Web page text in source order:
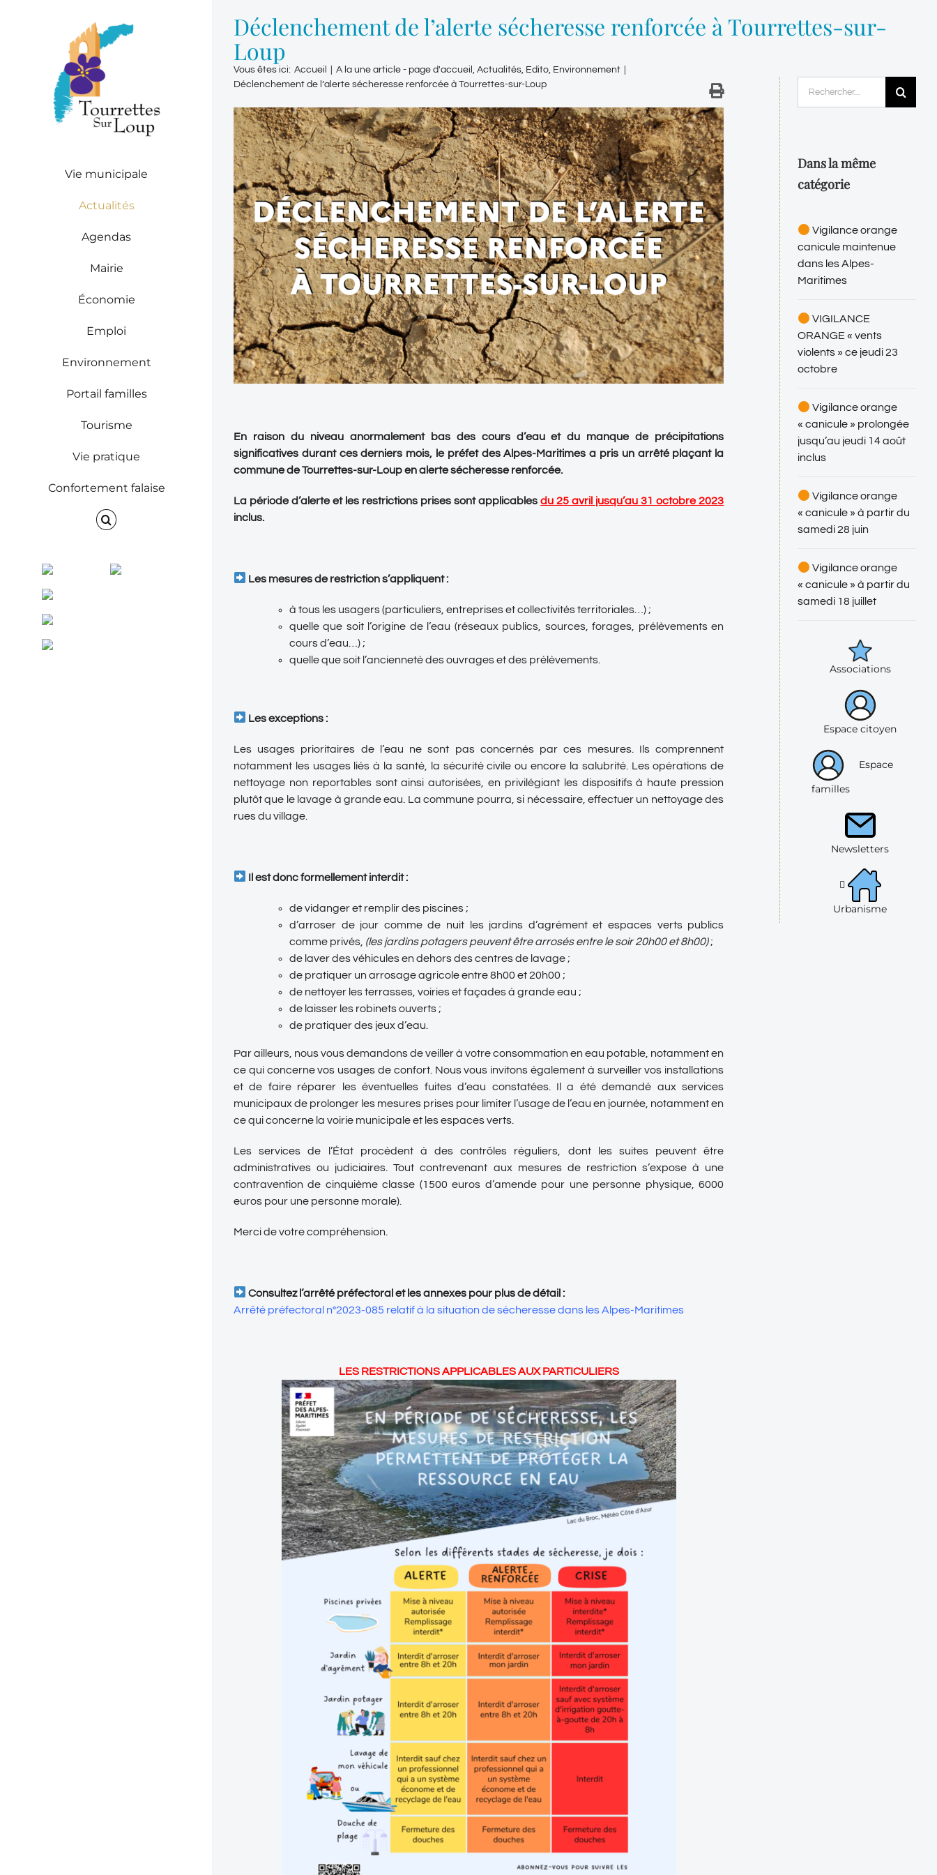
Vie municipale
Actualités
Agendas
Mairie
Économie
Emploi
Environnement
Portail familles
Tourisme
Vie pratique
Confortement falaise
Facebook Instagram
ENVINET
RRS
RSS
Déclenchement de l’alerte sécheresse renforcée à Tourrettes-sur-
Loup
Vous êtes ici: Accueil A la une article - page d'accueil , Actualités, Edito, Environnement
Déclenchement de l’alerte sécheresse renforcée à Tourrettes-sur-Loup
En raison du niveau anormalement bas des cours d’eau et du manque de précipitations
significatives durant ces derniers mois, le préfet des Alpes-Maritimes a pris un arrêté plaçant la
commune de Tourrettes-sur-Loupenalerte sécheresse renforcée.
La période d’alerte et les restrictions prisessont applicablesdu 25 avril jusqu’au 31 octobre 2023
inclus.
Les mesures de restriction s’appliquent :
à tous les usagers (particuliers, entreprises et collectivités territoriales…) ;
quelle que soit l’origine de l’eau (réseaux publics, sources, forages, prélèvements en
cours d’eau…) ;
quelle que soit l’ancienneté des ouvrages et des prélèvements.
Les exceptions :
Les usages prioritaires de l’eau ne sont pas concernés par ces mesures. Ils comprennent
notamment les usages liés à la santé, la sécurité civile ou encore la salubrité. Les opérations de
nettoyage non reportables sont ainsi autorisées, en privilégiant les dispositifs à haute pression
plutôt que le lavage à grande eau. La commune pourra, si nécessaire, effectuer un nettoyage des
rues du village.
Il est donc formellement interdit :
de vidanger et remplir des piscines ;
d’arroser de jour comme de nuit les jardins d’agrément et espaces verts publics
comme privés, (les jardins potagers peuvent être arrosés entre le soir 20h00 et 8h00);
de laver des véhicules en dehors des centres de lavage ;
de pratiquer un arrosage agricole entre 8h00 et 20h00 ;
de nettoyer les terrasses, voiries et façades à grande eau ;
de laisser les robinets ouverts ;
de pratiquer des jeux d’eau.
Par ailleurs, nous vous demandons de veiller à votre consommation en eau potable, notamment en
ce qui concerne vos usages de confort. Nous vous invitons également à surveiller vos installations
et de faire réparer les éventuelles fuites d’eau constatées. Il a été demandé aux services
municipaux de prolonger les mesures prises pour limiter l’usage de l’eau en journée, notamment en
ce qui concerne la voirie municipale et les espaces verts.
Les services de l’État procèdent à des contrôles réguliers, dont les suites peuvent être
administratives ou judiciaires. Tout contrevenant aux mesures de restriction s’expose à une
contravention de cinquième classe (1500 euros d’amende pour une personne physique, 6000
euros pour une personne morale).
Merci de votre compréhension.
Consultez l’arrêté préfectoral et les annexes pour plus de détail :
Arrêté préfectoral n°2023-085 relatif à la situation de sécheresse dans les Alpes-Maritimes
LES RESTRICTIONS APPLICABLES AUX PARTICULIERS
Dans la même
catégorie
Vigilance orange
canicule maintenue
dans les Alpes-
Maritimes
VIGILANCE
ORANGE « vents
violents » ce jeudi 23
octobre
Vigilance orange
« canicule » prolongée
jusqu’au jeudi 14 août
inclus
Vigilance orange
« canicule » à partir du
samedi 28 juin
Vigilance orange
« canicule » à partir du
samedi 18 juillet
Associations
Espace citoyen
Espace
familles
Newsletters
Urbanisme